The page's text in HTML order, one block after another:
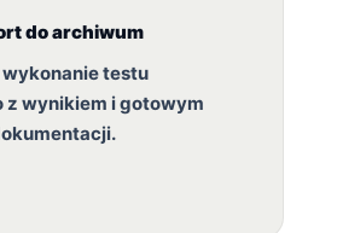
do archiwum
testu
z wynikiem i gotowym